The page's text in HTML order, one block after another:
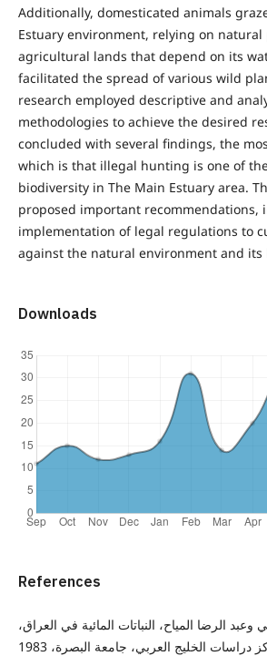
Additionally, domesticated animals
Estuary environment, relying on natural
agricultural lands that depend on its
facilitated the spread of various wild
research employed descriptive and
methodologies to achieve the desired
concluded with several findings, the
which is that illegal hunting is one of
biodiversity in The Main Estuary area.
proposed important recommendations,
implementation of legal regulations to
against the natural environment and its
Downloads
References
الرضا المياح، النباتات المائية في العراق،